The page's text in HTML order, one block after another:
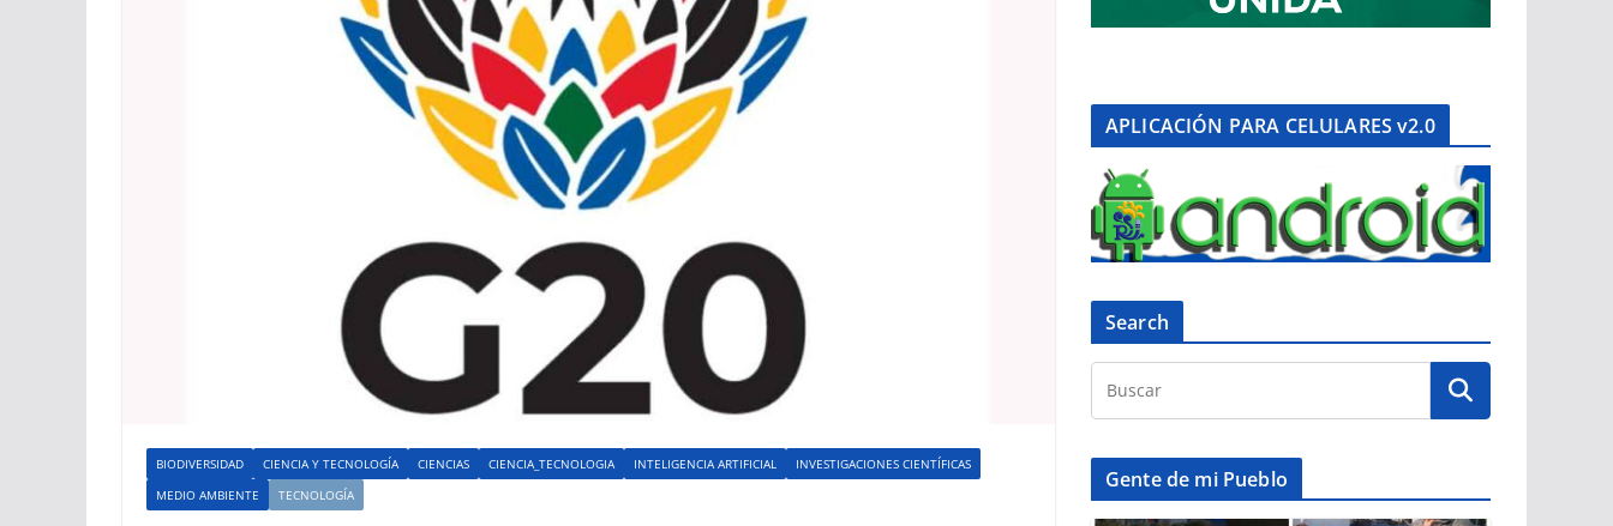
BIODIVERSIDAD CIENCIA Y TECNOLOGÍA CIENCIAS CIENCIA_TECNOLOGIA INTELIGENCIA ARTIFICIAL
INVESTIGACIONES CIENTÍFICAS
MEDIO AMBIENTE
TECNOLOGÍA
APLICACIÓN PARA CELULARES v2.0
Search
Gente de mi Pueblo